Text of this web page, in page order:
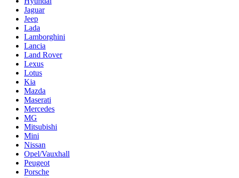
Jaguar
Jeep
Lada
Lamborghini
Lancia
Land Rover
Lexus
Lotus
Kia
Mazda
Maserati
Mercedes
MG
Mitsubishi
Mini
Nissan
Opel/Vauxhall
Peugeot
Porsche